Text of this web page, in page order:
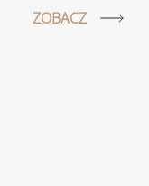
ZOBACZ